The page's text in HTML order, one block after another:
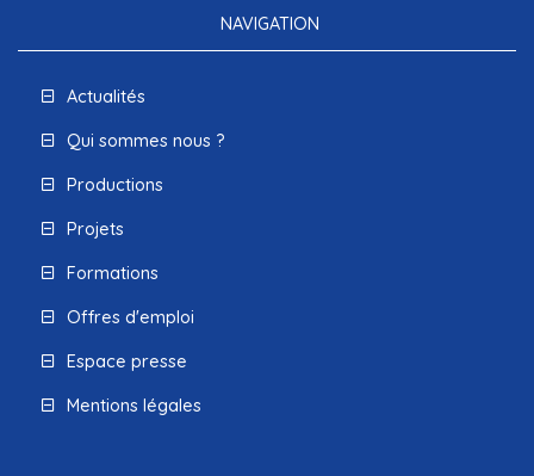
NAVIGATION
Actualités
Qui sommes nous ?
Productions
Projets
Formations
Offres d'emploi
Espace presse
Mentions légales